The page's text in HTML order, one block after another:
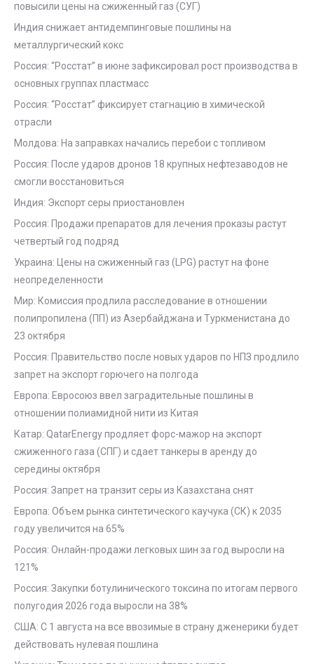
повысили цены на сжиженный газ (СУГ)
Индия снижает антидемпинговые пошлины на
металлургический кокс
Россия: “Росстат” в июне зафиксировал рост производства в
основных группах пластмасс
Россия: “Росстат” фиксирует стагнацию в химической
отрасли
Молдова: На заправках начались перебои с топливом
Россия: После ударов дронов 18 крупных нефтезаводов не
смогли восстановиться
Индия: Экспорт серы приостановлен
Россия: Продажи препаратов для лечения проказы растут
четвертый год подряд
Украина: Цены на сжиженный газ (LPG) растут на фоне
неопределенности
Мир: Комиссия продлила расследование в отношении
полипропилена (ПП) из Азербайджана и Туркменистана до
23 октября
Россия: Правительство после новых ударов по НПЗ продлило
запрет на экспорт горючего на полгода
Европа: Евросоюз ввел заградительные пошлины в
отношении полиамидной нити из Китая
Катар: QatarEnergy продляет форс-мажор на экспорт
сжиженного газа (СПГ) и сдает танкеры в аренду до
середины октября
Россия: Запрет на транзит серы из Казахстана снят
Европа: Объем рынка синтетического каучука (СК) к 2035
году увеличится на 65%
Россия: Онлайн-продажи легковых шин за год выросли на
121%
Россия: Закупки ботулинического токсина по итогам первого
полугодия 2026 года выросли на 38%
США: С 1 августа на все ввозимые в страну дженерики будет
действовать нулевая пошлина